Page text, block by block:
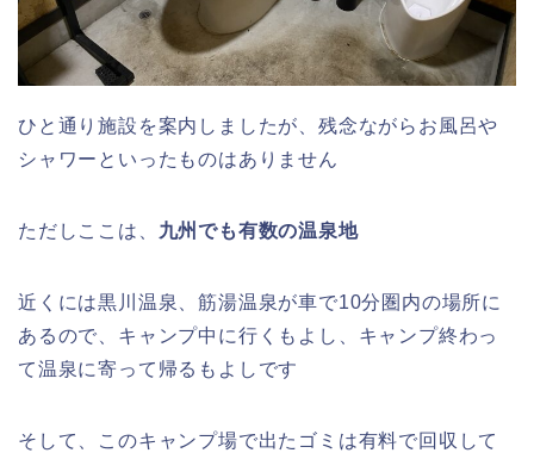
ひと通り施設を案内しましたが、残念ながらお風呂や
シャワーといったものはありません
ただしここは、 九州でも有数の温泉地
近くには黒川温泉、筋湯温泉が車で10分圏内の場所に
あるので、キャンプ中に行くもよし、キャンプ終わっ
て温泉に寄って帰るもよしです
そして、このキャンプ場で出たゴミは有料で回収して